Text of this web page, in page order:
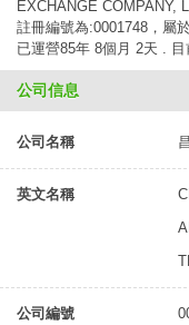
EXCHANGE COMPANY,
註冊編號為:0001748，屬
已運營85年 8個月 2天 .
公司信息
公司名稱
英文名稱
公司編號